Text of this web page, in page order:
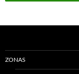
ZONAS